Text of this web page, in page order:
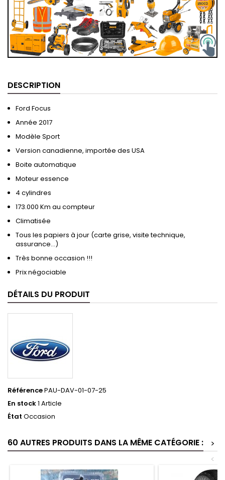
DESCRIPTION
Ford Focus
Année 2017
Modèle Sport
Version canadienne, importée des USA
Boite automatique
Moteur essence
4 cylindres
173.000 Km au compteur
Climatisée
Tous les papiers à jour (carte grise, visite technique,
assurance…)
Très bonne occasion !!!
Prix négociable
DÉTAILS DU PRODUIT
RéférencePAU-DAV-01-07-25
En stock1 Article
État Occasion
60 AUTRES PRODUITS DANS LA MÊME CATÉGORIE :
>
<